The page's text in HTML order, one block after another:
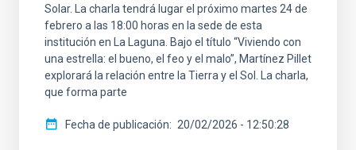
Solar. La charla tendrá lugar el próximo martes 24 de
febrero a las 18:00 horas en la sede de esta
institución en La Laguna. Bajo el título “Viviendo con
una estrella: el bueno, el feo y el malo”, Martínez Pillet
explorará la relación entre la Tierra y el Sol. La charla,
que forma parte
Fecha de publicación 20/02/2026 - 12:50:28